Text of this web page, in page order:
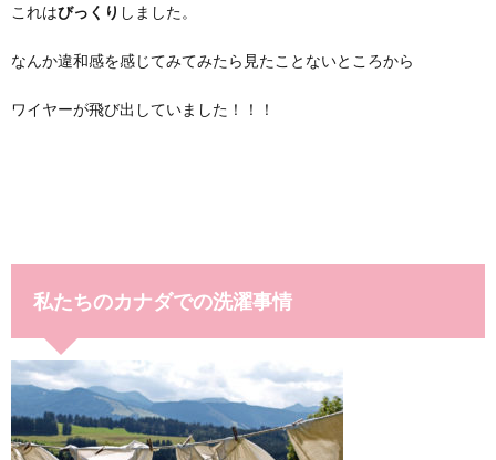
これはびっくり しました。
なんか違和感を感じてみてみたら見たことないところから
ワイヤーが飛び出していました！！！
私たちのカナダでの洗濯事情